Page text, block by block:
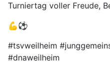
Turniertag voller Freude,
💪⚽
#tsvweilheim
#dnaweilheim